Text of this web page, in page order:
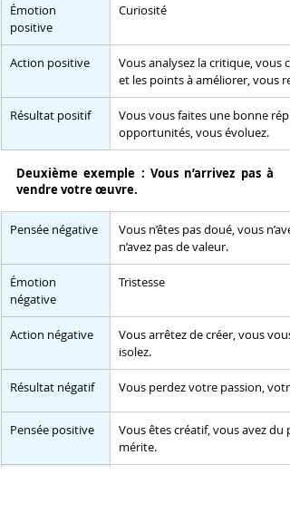
​Émotion
positive
Curiosité
​Action positive
Vous analysez la critique,
et les points à améliorer, vous
​Résultat positif
Vous vous faites une bonne
opportunités, vous évoluez.
Deuxième exemple : Vous n’arrivez pas à
vendre votre œuvre.
​Pensée négative
Vous n’êtes pas doué, vous
n’avez pas de valeur.
​Émotion
négative
Tristesse
​Action négative
Vous arrêtez de créer, vous
isolez.
Résultat négatif Vous perdez votre passion,
​Pensée positive
Vous êtes créatif, vous avez
mérite.